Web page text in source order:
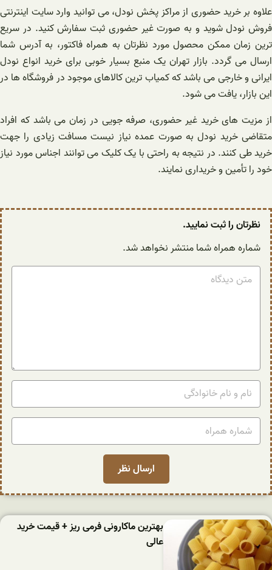
علاوه بر خرید حضوری از مراکز پخش نودل، می توانید وارد سایت اینترنتی
فروش نودل شوید و به صورت غیر حضوری ثبت سفارش کنید. در سریع
ترین زمان ممکن محصول مورد نظرتان به همراه فاکتور، به آدرس شما
ارسال می گردد. بازار تهران یک منبع بسیار خوبی برای خرید انواع نودل
ایرانی و خارجی می باشد که کمیاب ترین کالاهای موجود در فروشگاه ها در
این بازار، یافت می شود.
از مزیت های خرید غیر حضوری، صرفه جویی در زمان می باشد که افراد
متقاضی خرید نودل به صورت عمده نیاز نیست مسافت زیادی را جهت
خرید طی کنند. در نتیجه به راحتی با یک کلیک می توانند اجناس مورد نیاز
خود را تأمین و خریداری نمایند.
نظرتان را ثبت نمایید.
شماره همراه شما منتشر نخواهد شد.
بهترین ماکارونی فرمی ریز + قیمت خرید
عالی